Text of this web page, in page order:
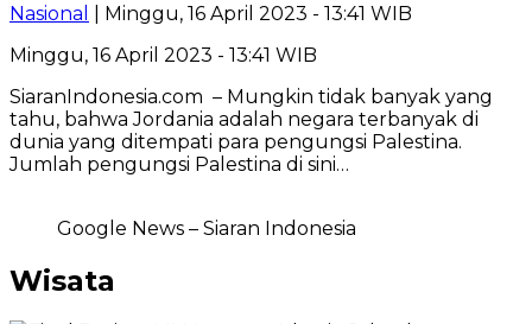
Nasional
| Minggu, 16 April 2023 - 13:41 WIB
Minggu, 16 April 2023 - 13:41 WIB
SiaranIndonesia.com – Mungkin tidak banyak yang
tahu, bahwa Jordania adalah negara terbanyak di
dunia yang ditempati para pengungsi Palestina.
Jumlah pengungsi Palestina di sini…
Google News – Siaran Indonesia
Wisata